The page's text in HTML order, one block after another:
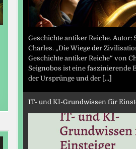
Geschichte antiker Reiche. Autor:
Charles. „Die Wiege der
Geschichte antiker Reiche“ von
Seignobos ist eine faszinierende
der Ursprünge und der [...]
IT- und KI-Grundwissen für